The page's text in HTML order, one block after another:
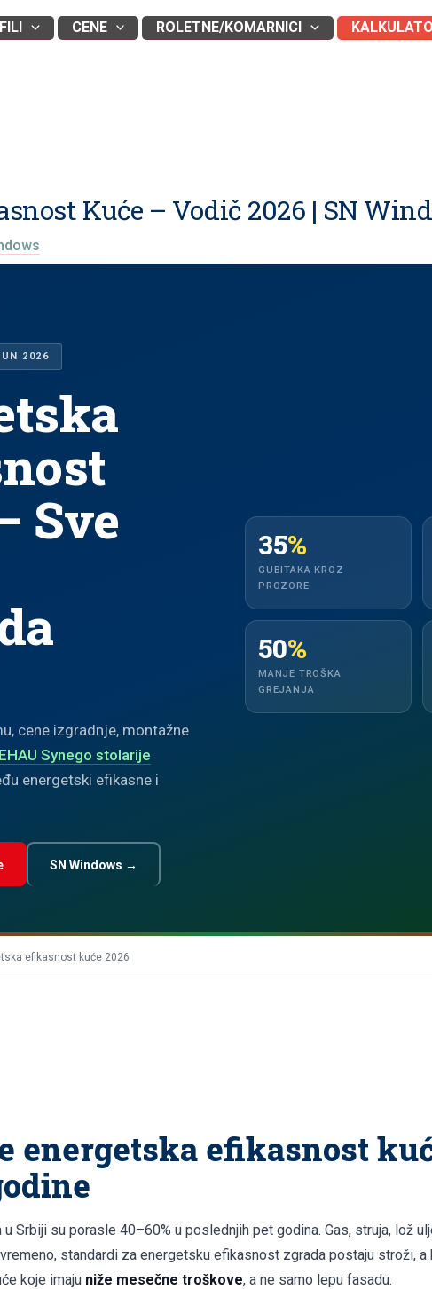
CENE ROLETNE/KOMARNICI
Kuće – Vodič 2026 | SN
2026
Sve
cene izgradnje, montažne
Synego stolarije
energetski efikasne i
SN Windows →
35%
GUBITAKA KROZ
PROZORE
50%
MANJE TROŠKA
GREJANJA
efikasnost kuće 2026
energetska efikasnost
u Srbiji su porasle 40–60% u poslednjih pet godina. Gas, struja, lož
standardi za energetsku efikasnost zgrada postaju stroži, a
koje imaju niže mesečne troškove, a ne samo lepu fasadu.